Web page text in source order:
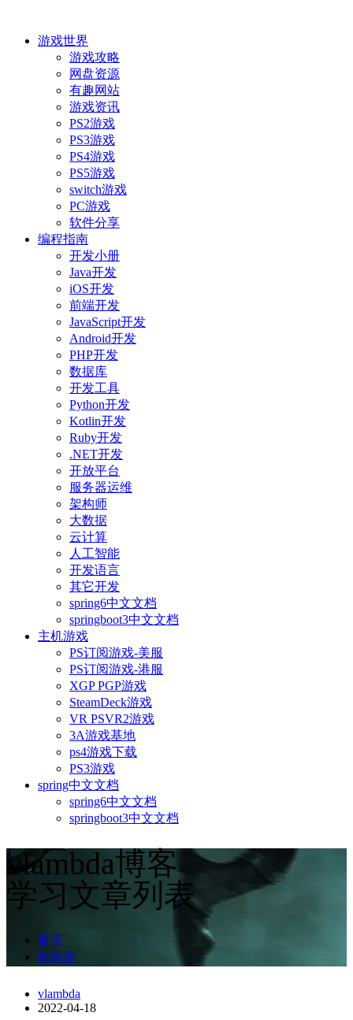
游戏世界
游戏攻略
网盘资源
有趣网站
游戏资讯
PS2游戏
PS3游戏
PS4游戏
PS5游戏
switch游戏
PC游戏
软件分享
编程指南
开发小册
Java开发
iOS开发
前端开发
JavaScript开发
Android开发
PHP开发
数据库
开发工具
Python开发
Kotlin开发
Ruby开发
.NET开发
开放平台
服务器运维
架构师
大数据
云计算
人工智能
开发语言
其它开发
spring6中文文档
springboot3中文文档
主机游戏
PS订阅游戏-美服
PS订阅游戏-港服
XGP PGP游戏
SteamDeck游戏
VR PSVR2游戏
3A游戏基地
ps4游戏下载
PS3游戏
spring中文文档
spring6中文文档
springboot3中文文档
vlambda博客
学习文章列表
首页
数据库
vlambda
2022-04-18